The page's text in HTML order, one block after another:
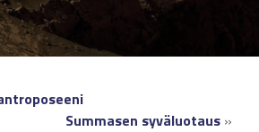
Summasen syväluotaus »